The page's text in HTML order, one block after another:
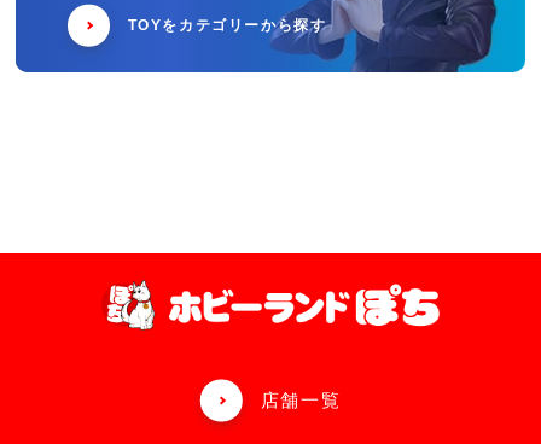
TOYをカテゴリーから探す
店舗一覧